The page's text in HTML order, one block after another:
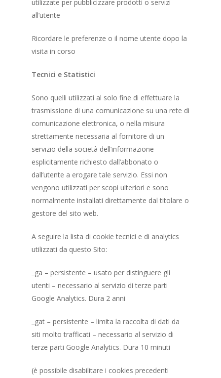
utilizzate per pubblicizzare prodotti o servizi
all’utente
Ricordare le preferenze o il nome utente dopo la
visita in corso
Tecnici e Statistici
Sono quelli utilizzati al solo fine di effettuare la
trasmissione di una comunicazione su una rete di
comunicazione elettronica, o nella misura
strettamente necessaria al fornitore di un
servizio della società dell’informazione
esplicitamente richiesto dall’abbonato o
dall’utente a erogare tale servizio. Essi non
vengono utilizzati per scopi ulteriori e sono
normalmente installati direttamente dal titolare o
gestore del sito web.
A seguire la lista di cookie tecnici e di analytics
utilizzati da questo Sito:
_ga – persistente – usato per distinguere gli
utenti – necessario al servizio di terze parti
Google Analytics. Dura 2 anni
_gat – persistente – limita la raccolta di dati da
siti molto trafficati – necessario al servizio di
terze parti Google Analytics. Dura 10 minuti
(è possibile disabilitare i cookies precedenti